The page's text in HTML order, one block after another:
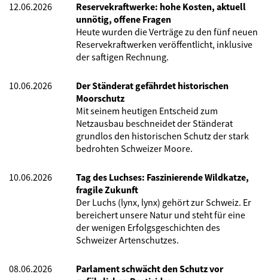
12.06.2026
Reservekraftwerke: hohe Kosten, aktuell
unnötig, offene Fragen
Heute wurden die Verträge zu den fünf neuen
Reservekraftwerken veröffentlicht, inklusive
der saftigen Rechnung.
10.06.2026
Der Ständerat gefährdet historischen
Moorschutz
Mit seinem heutigen Entscheid zum
Netzausbau beschneidet der Ständerat
grundlos den historischen Schutz der stark
bedrohten Schweizer Moore.
10.06.2026
Tag des Luchses: Faszinierende Wildkatze,
fragile Zukunft
Der Luchs (lynx, lynx) gehört zur Schweiz. Er
bereichert unsere Natur und steht für eine
der wenigen Erfolgsgeschichten des
Schweizer Artenschutzes.
08.06.2026
Parlament schwächt den Schutz vor